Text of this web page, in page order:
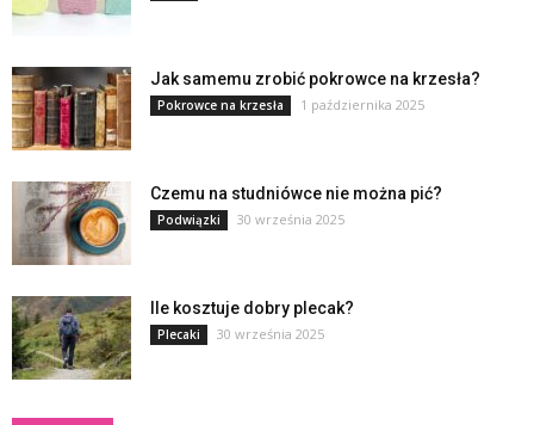
Jak samemu zrobić pokrowce na krzesła?
Pokrowce na krzesła 1 października 2025
Czemu na studniówce nie można pić?
Podwiązki 30 września 2025
Ile kosztuje dobry plecak?
Plecaki 30 września 2025